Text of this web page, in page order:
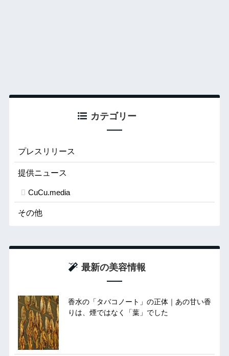
カテゴリー
プレスリリース
提供ニュース
CuCu.media
その他
最新の美容情報
香水の「タバコノート」の正体｜あの甘い香
りは、煙ではなく「葉」でした